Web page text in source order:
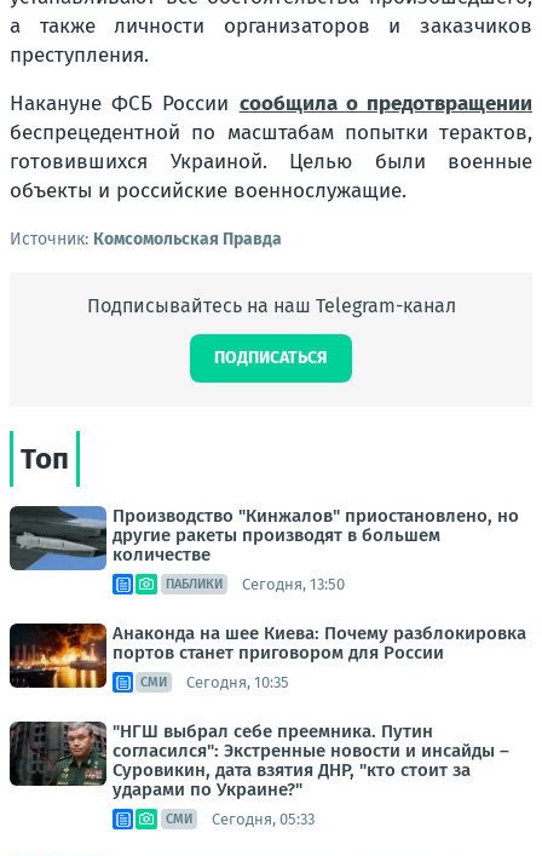
а также личности организаторов и заказчиков
преступления.
Накануне ФСБ России сообщила о предотвращении
беспрецедентной по масштабам попытки терактов,
готовившихся Украиной. Целью были военные
объекты и российские военнослужащие.
Источник: Комсомольская Правда
Подписывайтесь на наш Telegram-канал
ПОДПИСАТЬСЯ
Топ
Производство "Кинжалов" приостановлено, но
другие ракеты производят в большем
количестве
ПАБЛИКИ Сегодня, 13:50
Анаконда на шее Киева: Почему разблокировка
портов станет приговором для России
СМИ Сегодня, 10:35
"НГШ выбрал себе преемника. Путин
согласился": Экстренные новости и инсайды –
Суровикин, дата взятия ДНР, "кто стоит за
ударами по Украине?"
СМИ Сегодня, 05:33